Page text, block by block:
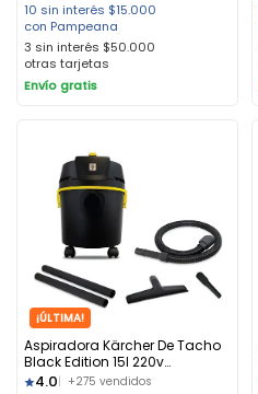
10 sin interés $15.000
con Pampeana
3 sin interés $50.000
otras tarjetas
Envío gratis
¡ÚLTIMA!
Aspiradora Kärcher De Tacho
Black Edition 15l 220v
50hz/60h Negro
4.0 +275 vendidos